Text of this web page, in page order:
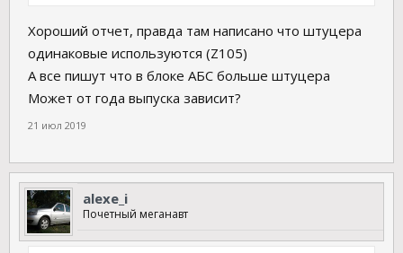
Хороший отчет, правда там написано что штуцера
одинаковые используются (Z105)
А все пишут что в блоке АБС больше штуцера
Может от года выпуска зависит?
21 июл 2019
alexe_i
Почетный меганавт